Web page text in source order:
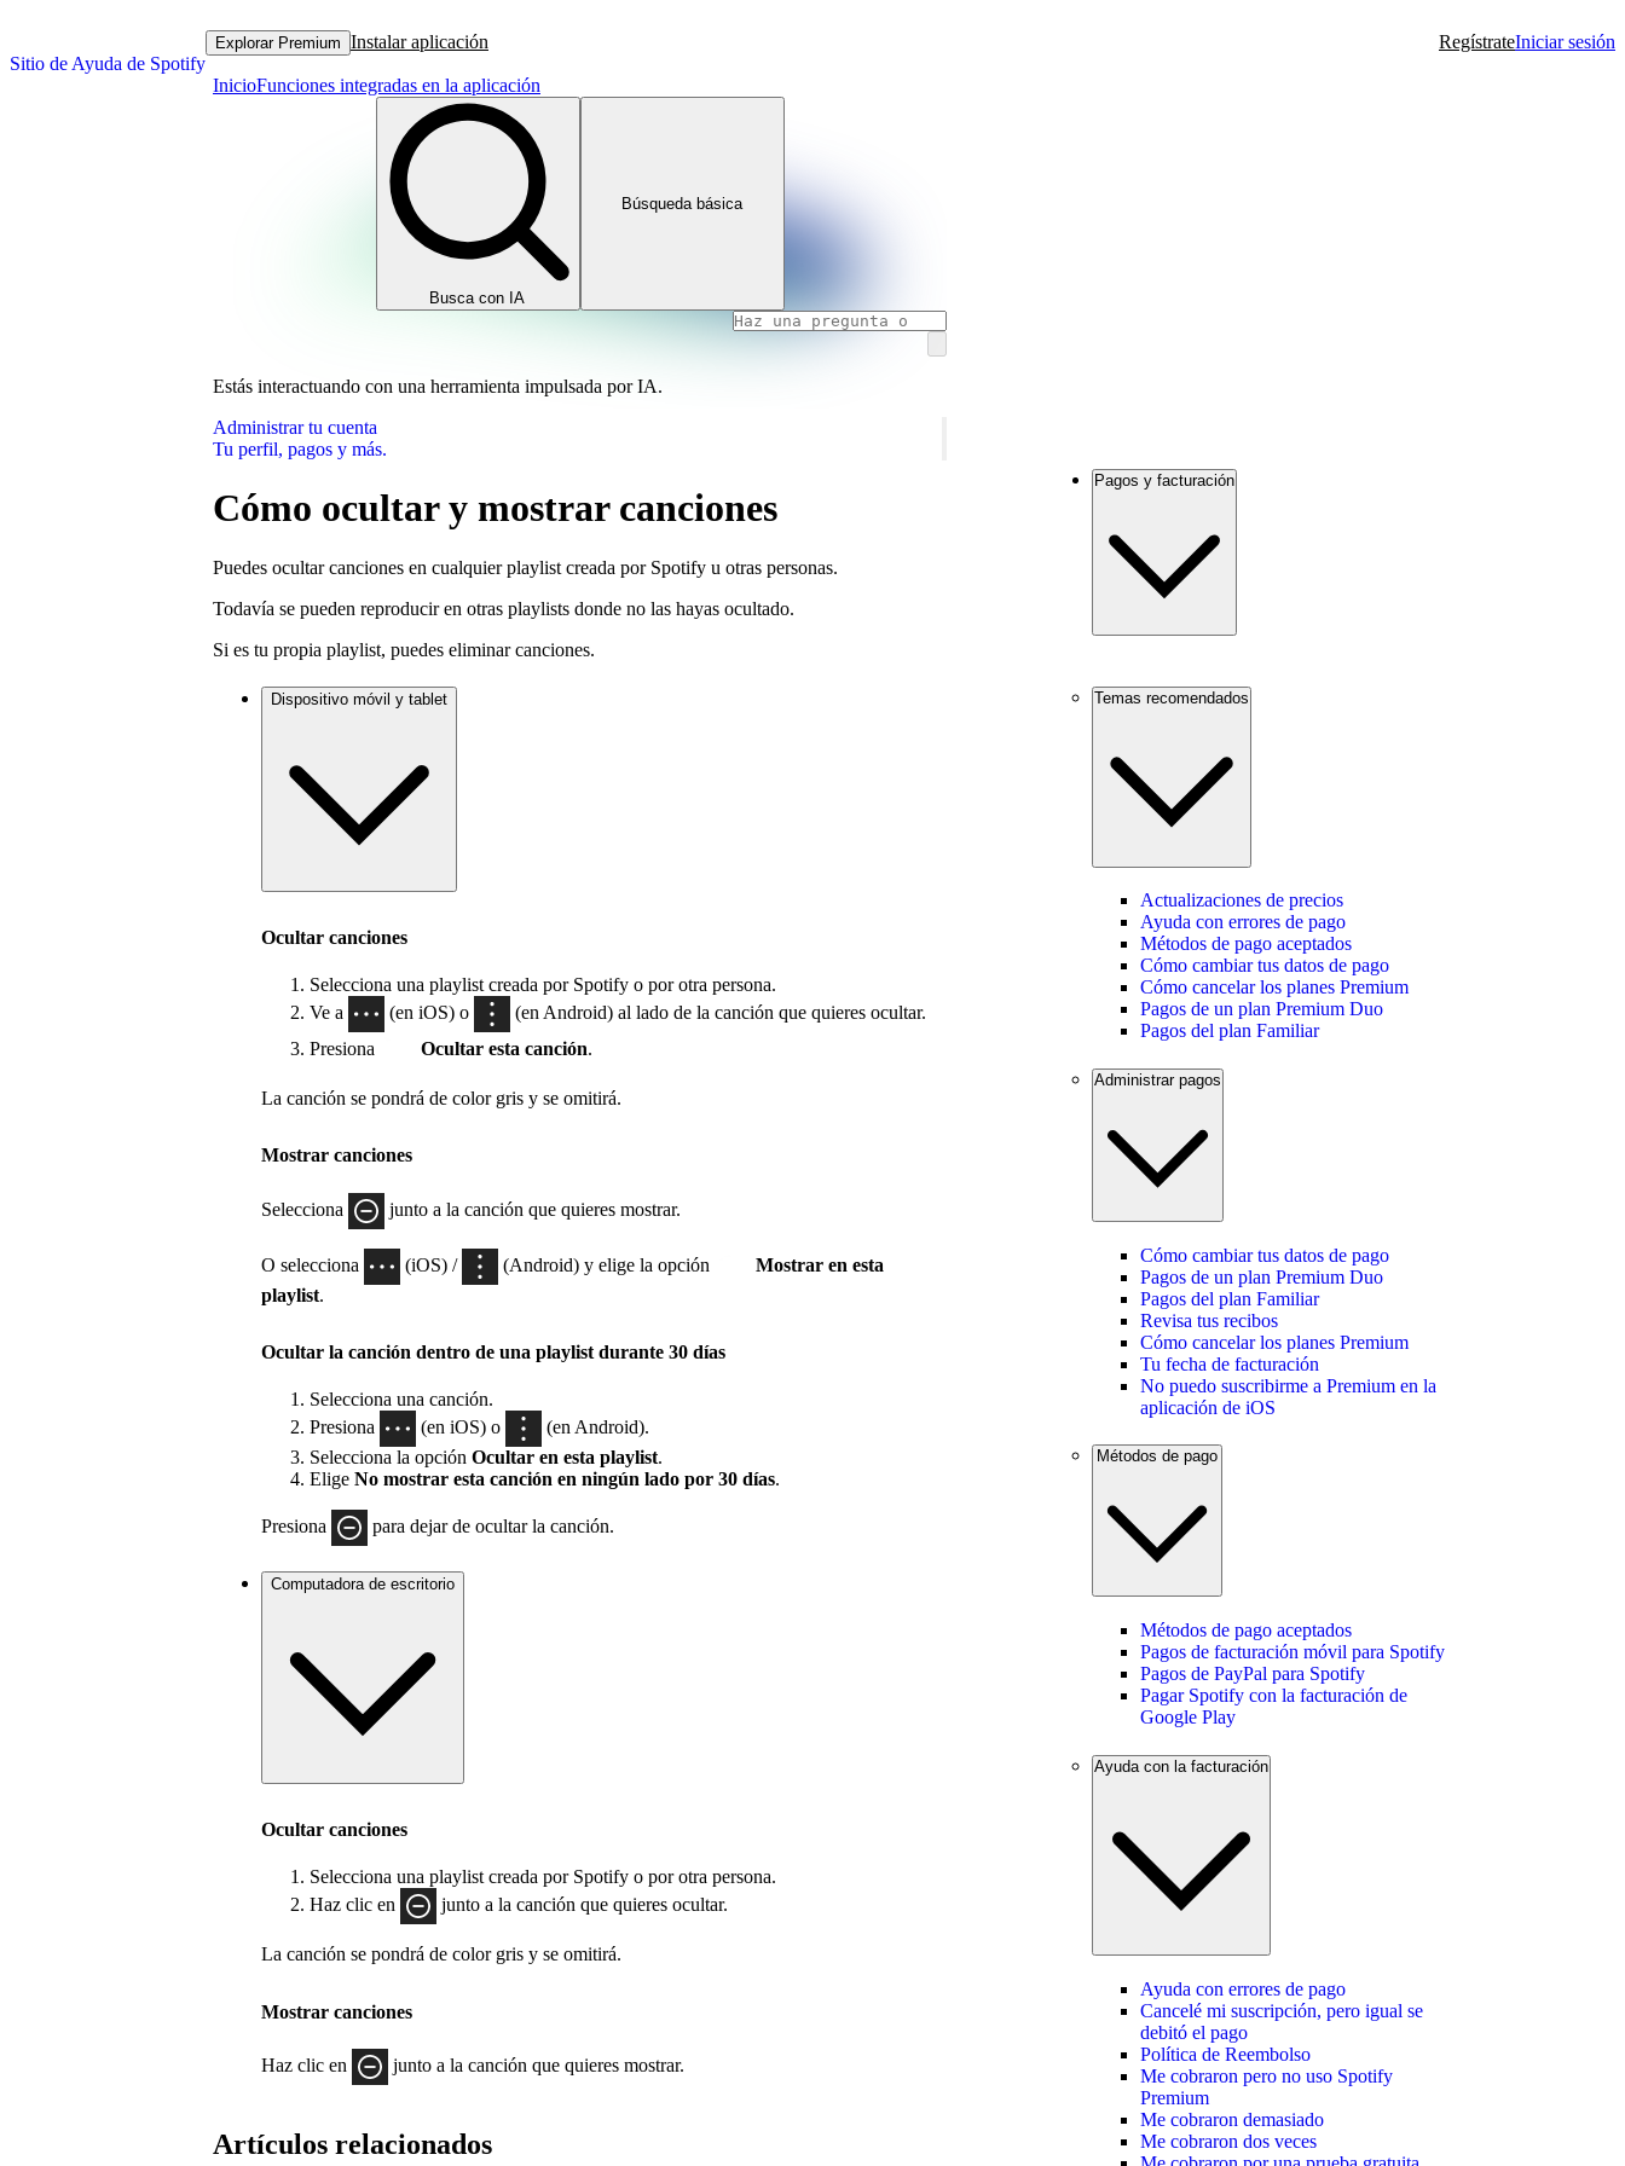
Sitio de Ayuda de Spotify
Explorar Premium Instalar aplicación RegístrateIniciar sesión
InicioFunciones integradas en la aplicación
Busca con IA
Búsqueda básica
Estás interactuando con una herramienta impulsada por IA.
Administrar tu cuenta
Tu perfil, pagos y más.
Cómo ocultar y mostrar canciones
Puedes ocultar canciones en cualquier playlist creada por Spotify u otras personas.
Todavía se pueden reproducir en otras playlists donde no las hayas ocultado.
Si es tu propia playlist, puedes eliminar canciones.
Dispositivo móvil y tablet
Ocultar canciones
Selecciona una playlist creada por Spotify o por otra persona.
Ve a
(en iOS) o
(en Android) al lado de la canción que quieres ocultar.
Presiona
Ocultar esta canción.
La canción se pondrá de color gris y se omitirá.
Mostrar canciones
Selecciona junto a la canción que quieres mostrar.
O selecciona (iOS) / (Android) y elige la opción
Mostrar en esta
playlist.
Ocultar la canción dentro de una playlist durante 30 días
Selecciona una canción.
Presiona
(en iOS) o
(en Android).
Selecciona la opción Ocultar en esta playlist.
Elige No mostrar esta canción en ningún lado por 30 días.
Presiona para dejar de ocultar la canción.
Computadora de escritorio
Ocultar canciones
Selecciona una playlist creada por Spotify o por otra persona.
Haz clic en
junto a la canción que quieres ocultar.
La canción se pondrá de color gris y se omitirá.
Mostrar canciones
Haz clic en junto a la canción que quieres mostrar.
Artículos relacionados
Pagos y facturación
Temas recomendados
Actualizaciones de precios
Ayuda con errores de pago
Métodos de pago aceptados
Cómo cambiar tus datos de pago
Cómo cancelar los planes Premium
Pagos de un plan Premium Duo
Pagos del plan Familiar
Administrar pagos
Cómo cambiar tus datos de pago
Pagos de un plan Premium Duo
Pagos del plan Familiar
Revisa tus recibos
Cómo cancelar los planes Premium
Tu fecha de facturación
No puedo suscribirme a Premium en la
aplicación de iOS
Métodos de pago aceptados
Pagos de facturación móvil para Spotify
Pagos de PayPal para Spotify
Pagar Spotify con la facturación de
Google Play
Ayuda con la facturación
Ayuda con errores de pago
Cancelé mi suscripción, pero igual se
debitó el pago
Política de Reembolso
Me cobraron pero no uso Spotify
Premium
Me cobraron demasiado
Me cobraron dos veces